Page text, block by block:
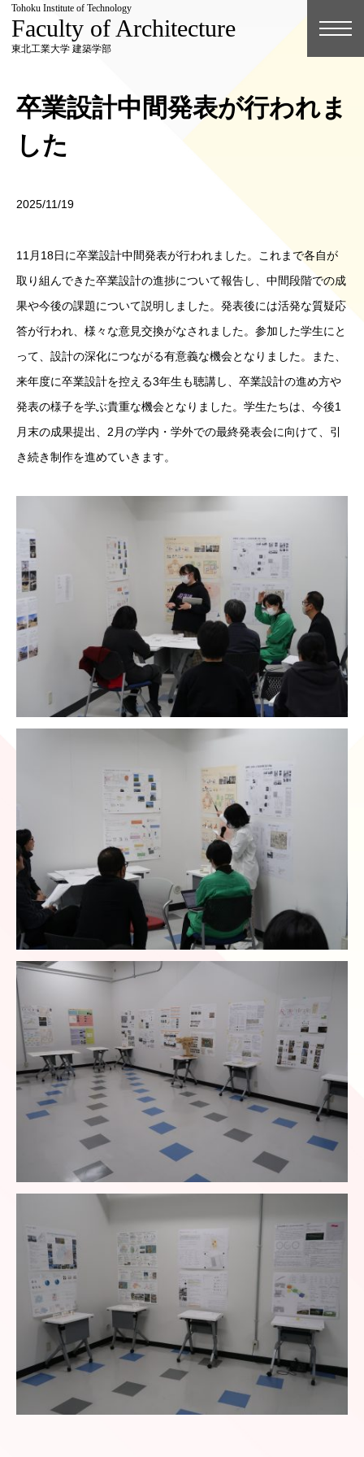
Tohoku Institute of Technology
Faculty of Architecture
東北工業大学 建築学部
卒業設計中間発表が行われま
した
2025/11/19
11月18日に卒業設計中間発表が行われました。これまで各自が
取り組んできた卒業設計の進捗について報告し、中間段階での成
果や今後の課題について説明しました。発表後には活発な質疑応
答が行われ、様々な意見交換がなされました。参加した学生にと
って、設計の深化につながる有意義な機会となりました。また、
来年度に卒業設計を控える3年生も聴講し、卒業設計の進め方や
発表の様子を学ぶ貴重な機会となりました。学生たちは、今後1
月末の成果提出、2月の学内・学外での最終発表会に向けて、引
き続き制作を進めていきます。